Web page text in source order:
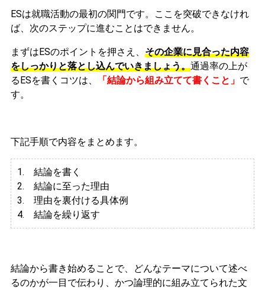
ESは就職活動の最初の関門です。ここを突破できなけれ
ば、次のステップに進むことはできません。
まずはESのポイントを押さえ、 その企業に見合った内容
をしっかりと落とし込んでいきましょう。通過率の上が
るESを書くコツは、
「結論から組み立てて書くこと」 で
す。
下記手順で内容をまとめます。
1. 結論を書く
2. 結論に至った理由
3. 理由を裏付ける具体例
4. 結論を繰り返す
結論から書き始めることで、どんなテーマについて述べ
るのかが一目で伝わり、かつ論理的に組み立てられた文